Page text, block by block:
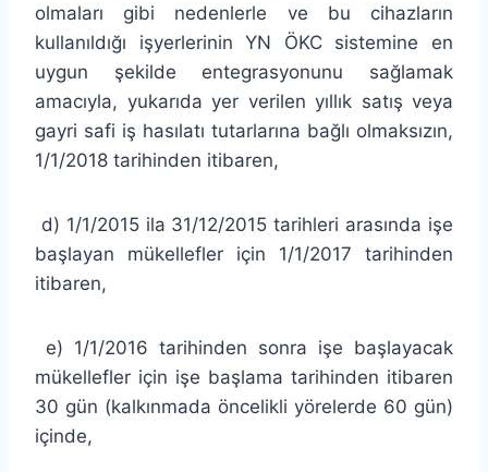
olmaları gibi nedenlerle ve bu cihazların
kullanıldığı işyerlerinin YN ÖKC sistemine en
uygun şekilde entegrasyonunu sağlamak
amacıyla, yukarıda yer verilen yıllık satış veya
gayri safi iş hasılatı tutarlarına bağlı olmaksızın,
1/1/2018 tarihinden itibaren,
d) 1/1/2015 ila 31/12/2015 tarihleri arasında işe
başlayan mükellefler için 1/1/2017 tarihinden
itibaren,
e) 1/1/2016 tarihinden sonra işe başlayacak
mükellefler için işe başlama tarihinden itibaren
30 gün (kalkınmada öncelikli yörelerde 60 gün)
içinde,